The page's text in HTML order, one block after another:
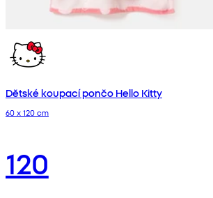
Dětské koupací pončo Hello Kitty
60 x 120 cm
120